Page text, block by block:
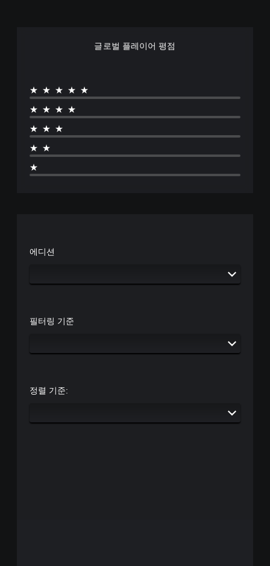
글로벌 플레이어 평점
★★★★★
★★★★
★★★
★★
★
에디션
필터링 기준
정렬 기준: